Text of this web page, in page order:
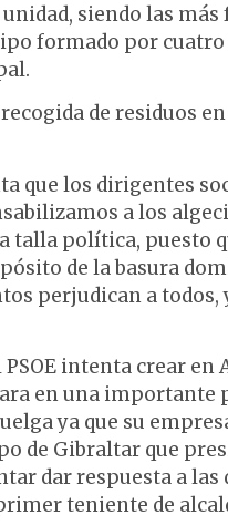
siendo las
formado por
de residuos
que los dirigentes
a los
talla política, puesto
de la basura
perjudican a todos,
PSOE intenta crear
en una importante
ya que su
de Gibraltar que
dar respuesta a
teniente de